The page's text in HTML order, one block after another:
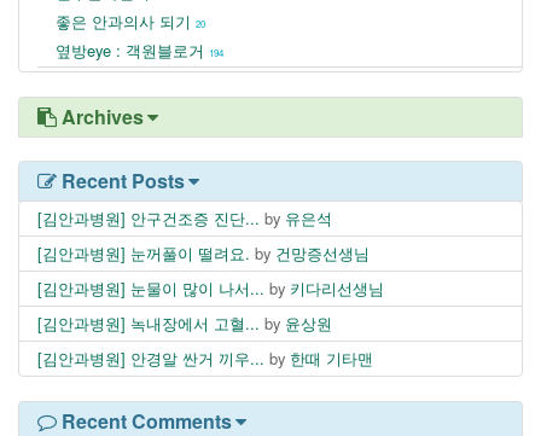
좋은 안과의사 되기 20
옆방eye : 객원블로거 194
Archives
Recent Posts
[김안과병원] 안구건조증 진단... by 유은석
[김안과병원] 눈꺼풀이 떨려요. by 건망증선생님
[김안과병원] 눈물이 많이 나서... by 키다리선생님
[김안과병원] 녹내장에서 고혈... by 윤상원
[김안과병원] 안경알 싼거 끼우... by 한때 기타맨
Recent Comments